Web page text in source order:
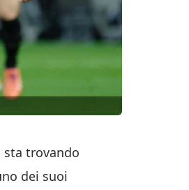
sta trovando
dei suoi